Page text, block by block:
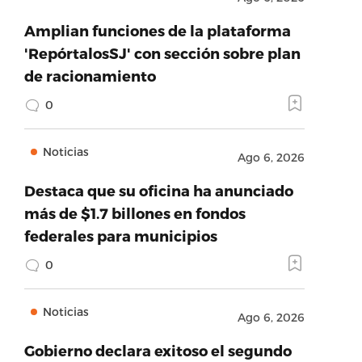
Amplian funciones de la plataforma
'RepórtalosSJ' con sección sobre plan
de racionamiento
0
Noticias Ago 6, 2026
Destaca que su oficina ha anunciado
más de $1.7 billones en fondos
federales para municipios
0
Noticias Ago 6, 2026
Gobierno declara exitoso el segundo